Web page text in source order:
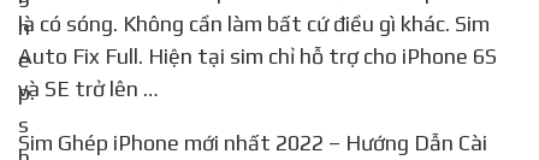
là có sóng. Không cần làm bất cứ điều gì khác. Sim
Auto Fix Full. Hiện tại sim chỉ hỗ trợ cho iPhone 6S
và SE trở lên …
Sim Ghép iPhone mới nhất 2022 – Hướng Dẫn Cài